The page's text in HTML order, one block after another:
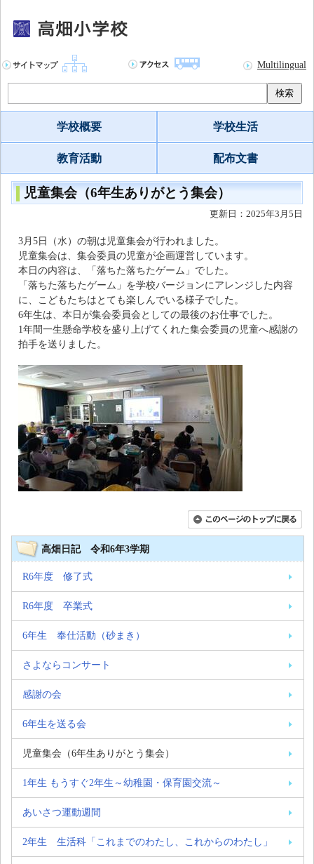
Multilingual
検索
学校概要 学校生活
教育活動 配布文書
児童集会（6年生ありがとう集会）
更新日：2025年3月5日
3月5日（水）の朝は児童集会が行われました。
児童集会は、集会委員の児童が企画運営しています。
本日の内容は、「落ちた落ちたゲーム」でした。
「落ちた落ちたゲーム」を学校バージョンにアレンジした内容
に、こどもたちはとても楽しんでいる様子でした。
6年生は、本日が集会委員会としての最後のお仕事でした。
1年間一生懸命学校を盛り上げてくれた集会委員の児童へ感謝の
拍手を送りました。
高畑日記 令和6年3学期
R6年度 修了式
R6年度 卒業式
6年生 奉仕活動（砂まき）
さよならコンサート
感謝の会
6年生を送る会
児童集会（6年生ありがとう集会）
1年生 もうすぐ2年生～幼稚園・保育園交流～
あいさつ運動週間
2年生 生活科「これまでのわたし、これからのわたし」